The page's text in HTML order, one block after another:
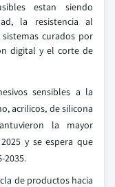
estan siendo
la resistencia al
curados por
digital y el corte de
sensibles a la
acrilicos, de silicona
la mayor
y se espera que
2035.
de productos hacia